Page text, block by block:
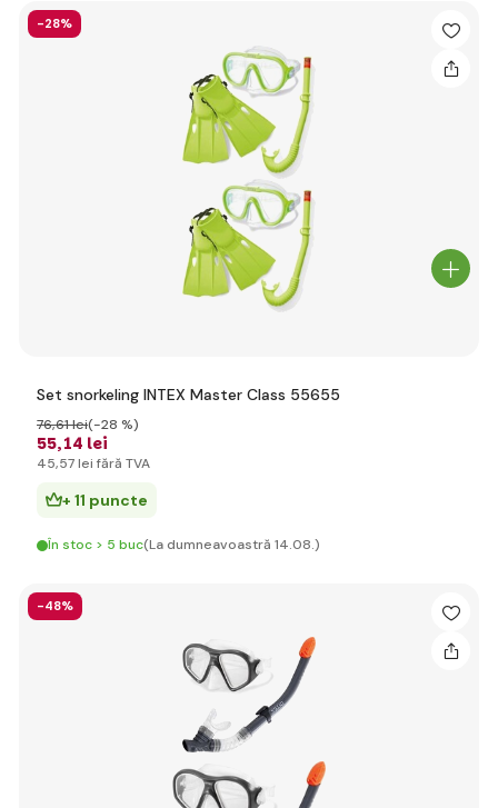
-28%
Set snorkeling INTEX Master Class 55655
55,14 lei
76,61 lei(-28 %)
45,57 lei fără TVA
+ 11 puncte
În stoc > 5 buc(La dumneavoastră 14.08.)
-48%